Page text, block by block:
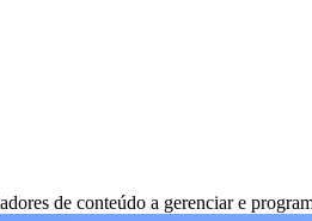
de conteúdo a gerenciar e